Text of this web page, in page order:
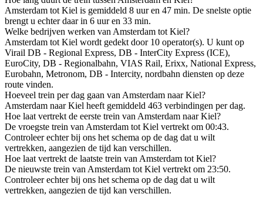
Amsterdam tot Kiel is gemiddeld 8 uur en 47 min. De snelste optie
brengt u echter daar in 6 uur en 33 min.
Welke bedrijven werken van Amsterdam tot Kiel?
Amsterdam tot Kiel wordt gedekt door 10 operator(s). U kunt op
Virail DB - Regional Express, DB - InterCity Express (ICE),
EuroCity, DB - Regionalbahn, VIAS Rail, Erixx, National Express,
Eurobahn, Metronom, DB - Intercity, nordbahn diensten op deze
route vinden.
Hoeveel trein per dag gaan van Amsterdam naar Kiel?
Amsterdam naar Kiel heeft gemiddeld 463 verbindingen per dag.
Hoe laat vertrekt de eerste trein van Amsterdam naar Kiel?
De vroegste trein van Amsterdam tot Kiel vertrekt om 00:43.
Controleer echter bij ons het schema op de dag dat u wilt
vertrekken, aangezien de tijd kan verschillen.
Hoe laat vertrekt de laatste trein van Amsterdam tot Kiel?
De nieuwste trein van Amsterdam tot Kiel vertrekt om 23:50.
Controleer echter bij ons het schema op de dag dat u wilt
vertrekken, aangezien de tijd kan verschillen.